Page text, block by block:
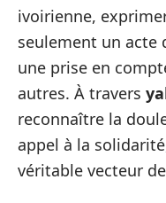
ivoirienne,
seulement un acte
une prise en
autres. À travers
reconnaître la
appel à la
véritable vecteur